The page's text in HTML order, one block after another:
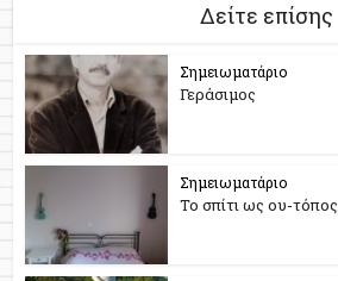
Δείτε επίσης
Σημειωματάριο
Γεράσιμος
Σημειωματάριο
Το σπίτι ως ου-τόπος